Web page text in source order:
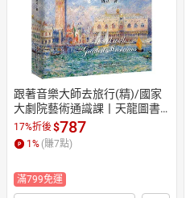
跟著音樂大師去旅行(精)/國家
大劇院藝術通識課丨天龍圖書
簡體字專賣店丨978730134888
8 (tl2607)
17%折後$787
1 % (賺7點)
滿799免運